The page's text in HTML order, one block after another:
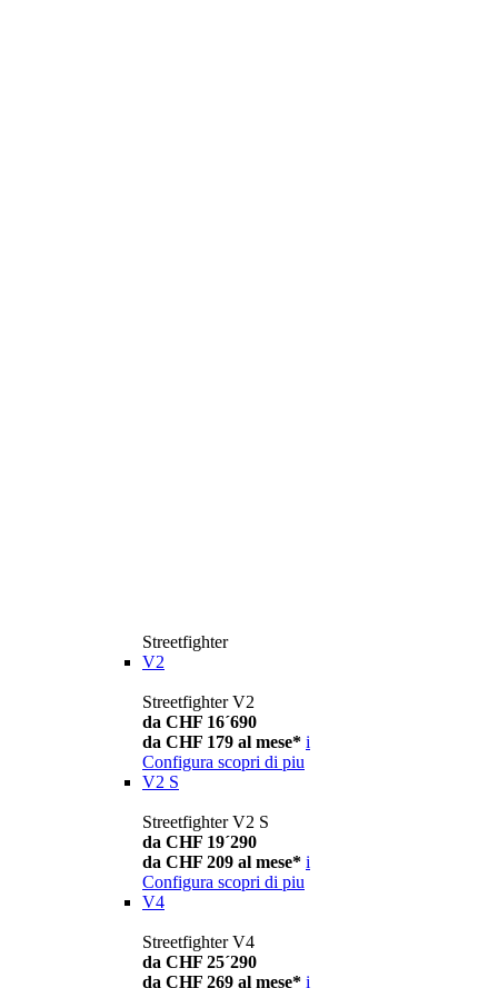
Streetfighter
V2
Streetfighter V2
da CHF 16´690
da CHF 179 al mese* i
Configura scopri di piu
V2 S
Streetfighter V2 S
da CHF 19´290
da CHF 209 al mese* i
Configura scopri di piu
V4
Streetfighter V4
da CHF 25´290
da CHF 269 al mese* i